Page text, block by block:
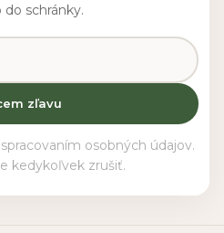
do schránky.
zľavu
osobných údajov.
kedykoľvek zrušiť.